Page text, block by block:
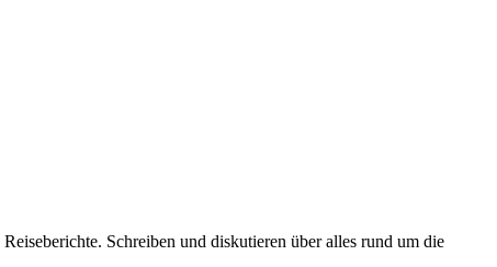
Schreiben und diskutieren über alles rund um die